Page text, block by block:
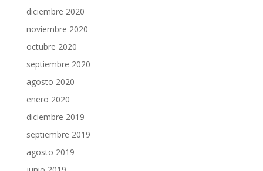
diciembre 2020
noviembre 2020
octubre 2020
septiembre 2020
agosto 2020
enero 2020
diciembre 2019
septiembre 2019
agosto 2019